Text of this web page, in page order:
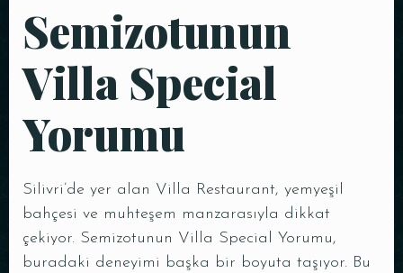
Semizotunun
Villa Special
Yorumu
Silivri’de yer alan Villa Restaurant, yemyeşil
bahçesi ve muhteşem manzarasıyla dikkat
çekiyor. Semizotunun Villa Special Yorumu,
buradaki deneyimi başka bir boyuta taşıyor. Bu